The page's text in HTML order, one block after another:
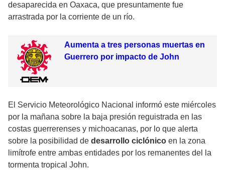
desaparecida en Oaxaca, que presuntamente fue
arrastrada por la corriente de un río.
Aumenta a tres personas muertas en
Guerrero por impacto de John
El Servicio Meteorológico Nacional informó este miércoles
por la mañana sobre la baja presión reguistrada en las
costas guerrerenses y michoacanas, por lo que alerta
sobre la posibilidad de desarrollo ciclónico en la zona
limítrofe entre ambas entidades por los remanentes del la
tormenta tropical John.